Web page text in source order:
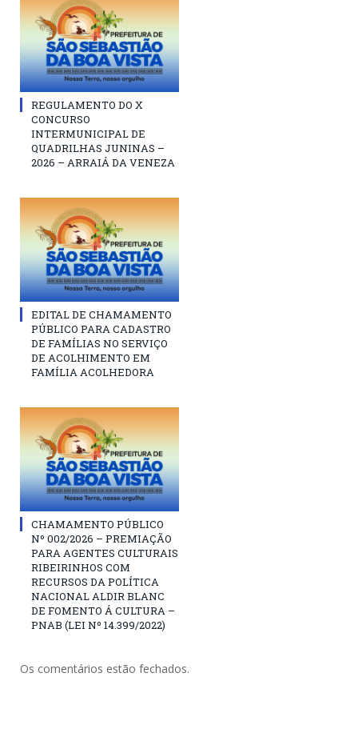
REGULAMENTO DO X
CONCURSO
INTERMUNICIPAL DE
QUADRILHAS JUNINAS –
2026 – ARRAIÁ DA VENEZA
EDITAL DE CHAMAMENTO
PÚBLICO PARA CADASTRO
DE FAMÍLIAS NO SERVIÇO
DE ACOLHIMENTO EM
FAMÍLIA ACOLHEDORA
CHAMAMENTO PÚBLICO
Nº 002/2026 – PREMIAÇÃO
PARA AGENTES CULTURAIS
RIBEIRINHOS COM
RECURSOS DA POLÍTICA
NACIONAL ALDIR BLANC
DE FOMENTO Á CULTURA –
PNAB (LEI Nº 14.399/2022)
Os comentários estão fechados.